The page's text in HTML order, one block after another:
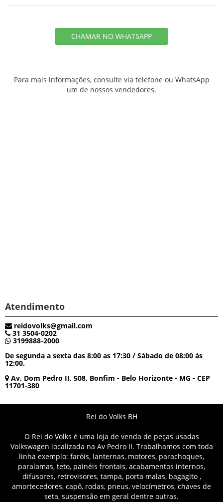
CHAMAR NO WHATSAPP
Para mais informações, consulte via telefone ou WhatsApp
um de nossos vendedores.
Atendimento
reidovolks@gmail.com
31 3504-0202
3199888-2000
De segunda a sexta das 8:00 as 17:30 / Sábado de 08:00 às
12:00.
Av. Dom Pedro II, 508, Bonfim - Belo Horizonte - MG - CEP
11701-380
Rei do Volks BH
O Rei do Volks é uma loja de venda de peças usadas
Volkswagen localizada na Av Pedro II. Trabalhamos com toda
linha exemplo: faróis, lanternas, motores, parachoques,
paralamas, teto, painéis frontais, acabamentos internos,
difusores, retrovisores, tampa, porta malas, bagagito ,
amortecedores, capô, rodas, pneus, velocímetros, chaves de
seta, suspensão em geral dentre outras.